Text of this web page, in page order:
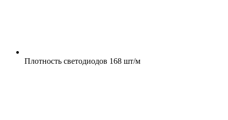
Плотность светодиодов 168 шт/м